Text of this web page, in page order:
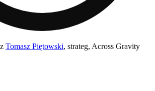
Tomasz Piętowski, strateg, Across Gravity